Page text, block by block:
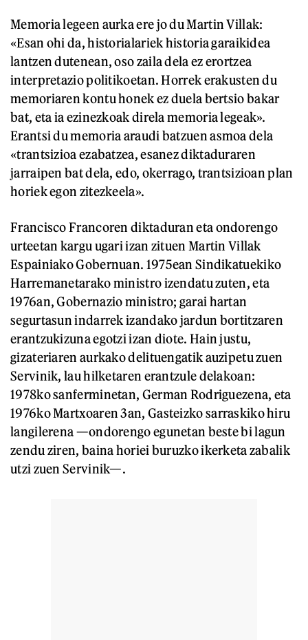
Memoria legeen aurka ere jo du Martin Villak:
«Esan ohi da, historialariek historia garaikidea
lantzen dutenean, oso zaila dela ez erortzea
interpretazio politikoetan. Horrek erakusten du
memoriaren kontu honek ez duela bertsio bakar
bat, eta ia ezinezkoak direla memoria legeak».
Erantsi du memoria araudi batzuen asmoa dela
«trantsizioa ezabatzea, esanez diktaduraren
jarraipen bat dela, edo, okerrago, trantsizioan plan
horiek egon zitezkeela».
Francisco Francoren diktaduran eta ondorengo
urteetan kargu ugari izan zituen Martin Villak
Espainiako Gobernuan. 1975ean Sindikatuekiko
Harremanetarako ministro izendatu zuten, eta
1976an, Gobernazio ministro; garai hartan
segurtasun indarrek izandako jardun bortitzaren
erantzukizuna egotzi izan diote. Hain justu,
gizateriaren aurkako delituengatik auzipetu zuen
Servinik, lau hilketaren erantzule delakoan:
1978ko sanferminetan, German Rodriguezena, eta
1976ko Martxoaren 3an, Gasteizko sarraskiko hiru
langilerena —ondorengo egunetan beste bi lagun
zendu ziren, baina horiei buruzko ikerketa zabalik
utzi zuen Servinik—.